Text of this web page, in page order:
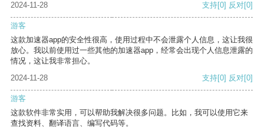
2024-11-28 支持[0] 反对[0]
游客
这款加速器app的安全性很高，使用过程中不会泄露个人信息，这让我很
放心。我以前使用过一些其他的加速器app，经常会出现个人信息泄露的
情况，这让我非常担心。
2024-11-28
支持[0] 反对[0]
游客
这款软件非常实用，可以帮助我解决很多问题。比如，我可以使用它来
查找资料、翻译语言、编写代码等。